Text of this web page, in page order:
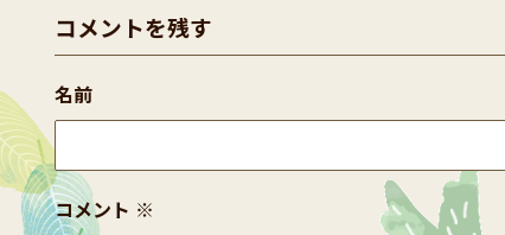
コメントを残す
コメント ※
名前